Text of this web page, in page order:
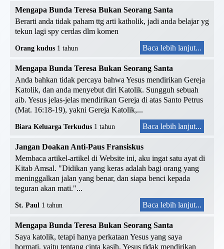
Mengapa Bunda Teresa Bukan Seorang Santa
Berarti anda tidak paham ttg arti katholik, jadi anda belajar yg
tekun lagi spy cerdas dlm komen
Orang kudus 1 tahun Baca lebih lanjut...
Mengapa Bunda Teresa Bukan Seorang Santa
Anda bahkan tidak percaya bahwa Yesus mendirikan Gereja
Katolik, dan anda menyebut diri Katolik. Sungguh sebuah
aib. Yesus jelas-jelas mendirikan Gereja di atas Santo Petrus
(Mat. 16:18-19), yakni Gereja Katolik,...
Biara Keluarga Terkudus 1 tahun Baca lebih lanjut...
Jangan Doakan Anti-Paus Fransiskus
Membaca artikel-artikel di Website ini, aku ingat satu ayat di
Kitab Amsal. "Didikan yang keras adalah bagi orang yang
meninggalkan jalan yang benar, dan siapa benci kepada
teguran akan mati."...
St. Paul 1 tahun Baca lebih lanjut...
Mengapa Bunda Teresa Bukan Seorang Santa
Saya katolik, tetapi hanya perkataan Yesus yang saya
hormati, yaitu tentang cinta kasih. Yesus tidak mendirikan